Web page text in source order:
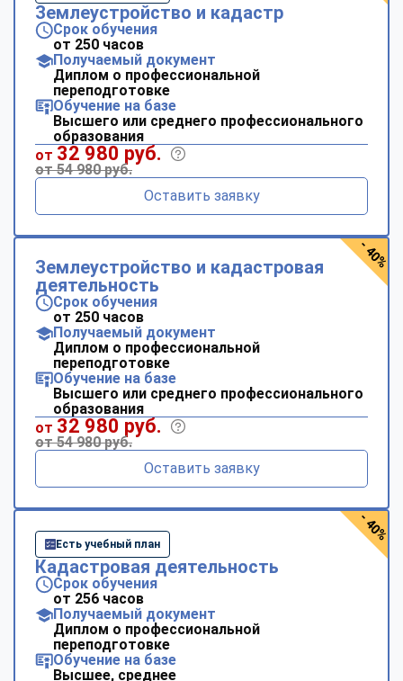
Землеустройство и кадастр
Срок обучения
от 250 часов
Получаемый документ
Диплом о профессиональной
переподготовке
Обучение на базе
Высшего или среднего профессионального
образования
от 32 980 руб.
от 54 980 руб.
Оставить заявку
Землеустройство и кадастровая
деятельность
Срок обучения
от 250 часов
Получаемый документ
Диплом о профессиональной
переподготовке
Обучение на базе
Высшего или среднего профессионального
образования
от 32 980 руб.
от 54 980 руб.
Оставить заявку
- 40%
Есть учебный план
Кадастровая деятельность
Срок обучения
от 256 часов
Получаемый документ
Диплом о профессиональной
переподготовке
Обучение на базе
Высшее, среднее
- 40%